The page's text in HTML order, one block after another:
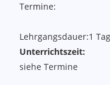
Termine:
Lehrgangsdauer:1
Unterrichtszeit:
siehe Termine